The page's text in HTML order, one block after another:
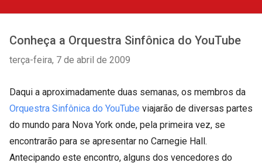
Conheça a Orquestra Sinfônica do YouTube
terça-feira, 7 de abril de 2009
Daqui a aproximadamente duas semanas, os membros da
Orquestra Sinfônica do YouTube viajarão de diversas partes
do mundo para Nova York onde, pela primeira vez, se
encontrarão para se apresentar no Carnegie Hall.
Antecipando este encontro, alguns dos vencedores do